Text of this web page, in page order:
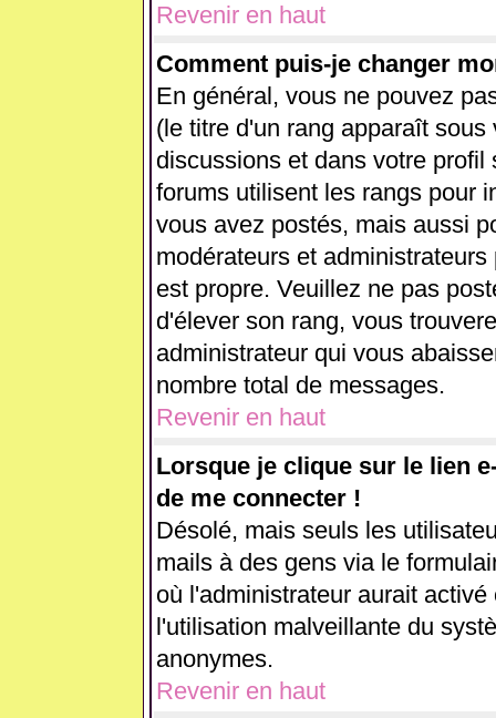
Revenir en haut
Comment puis-je changer
En général, vous ne pouvez
(le titre d'un rang apparaît
discussions et dans votre
forums utilisent les rangs pour
vous avez postés, mais aussi
modérateurs et
est propre. Veuillez ne pas
d'élever son rang, vous
administrateur qui vous
nombre total de messages.
Revenir en haut
Lorsque je clique sur le lien
de me connecter !
Désolé, mais seuls les
mails à des gens via le
où l'administrateur aurait
l'utilisation malveillante du
anonymes.
Revenir en haut